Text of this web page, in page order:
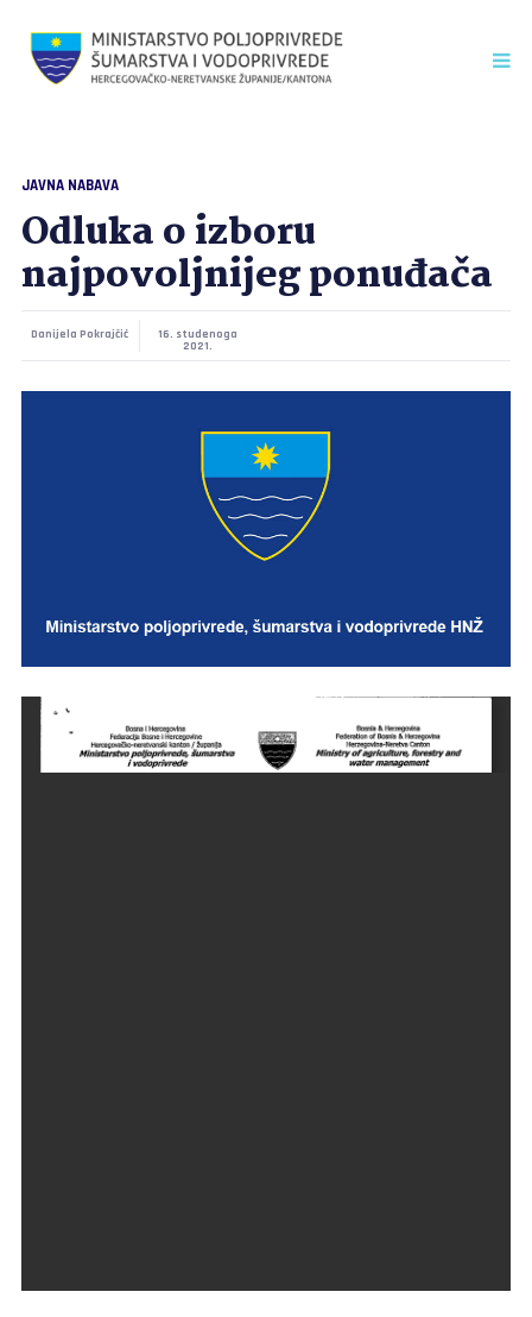
JAVNA NABAVA
Odluka o izboru
najpovoljnijeg ponuđača
Danijela Pokrajčić
16. studenoga
2021.